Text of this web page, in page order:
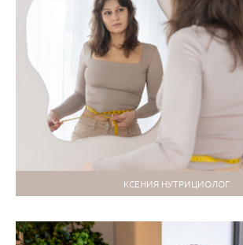
КСЕНИЯ НУТРИЦИОЛОГ